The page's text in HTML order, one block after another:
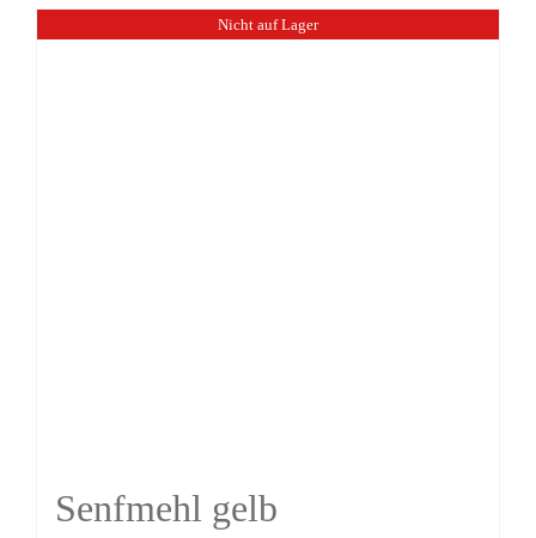
Nicht auf Lager
Senfmehl gelb